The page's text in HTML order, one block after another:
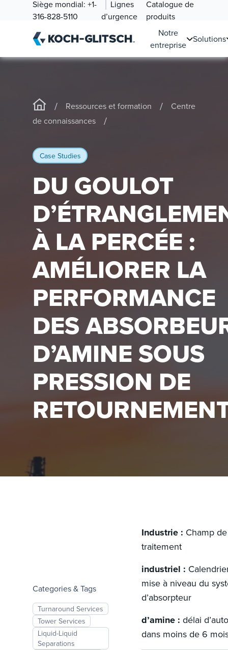
Siège mondial: +1-
316-828-5110
Lignes
d’urgence
Catalogue de
produits
Notre
entreprise
Solutions
/ Ressources et formation /
Centre
de connaissances
/
Case Studies
DU GOULOT
À LA PERCÉE :
AMÉLIORER LA
PERFORMANCE
DES
D’AMINE SOUS
PRESSION DE
Categories & Tags
Turnaround Services
Tower Services
Liquid-Liquid
Separations
Industrie : Champ de
traitement
industriel :
mise à niveau du
d’absorpteur
d’amine : délai
dans moins de 6